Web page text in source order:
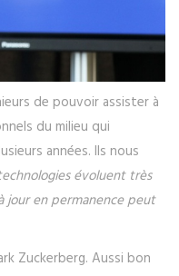
de pouvoir assister à
du milieu qui
années. Ils nous
évoluent très
jour en permanence peut
Zuckerberg. Aussi bon